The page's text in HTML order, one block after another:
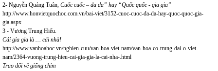
2- Nguyễn Quảng Tuân, Cuốc cuốc – da da” hay “Quốc quốc - gia gia”
http://www.honvietquochoc.com.vn/bai-viet/3152-cuoc-cuoc-da-da-hay-quoc-quoc-gia-
gia.aspx
3 - Vương Trung Hiếu.
Cái gia gia là … cái nhà!
http://www.vanhoahoc.vn/nghien-cuu/van-hoa-viet-nam/van-hoa-co-trung-dai-o-viet-
nam/2364-vuong-trung-hieu-cai-gia-gia-la-cai-nha-.html
Trao đổi về giống chim